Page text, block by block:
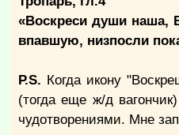
«Воскреси души наша,
впавшую, низпосли
Р.S. Когда икону
(тогда еще ж/д
чудотворениями. Мне